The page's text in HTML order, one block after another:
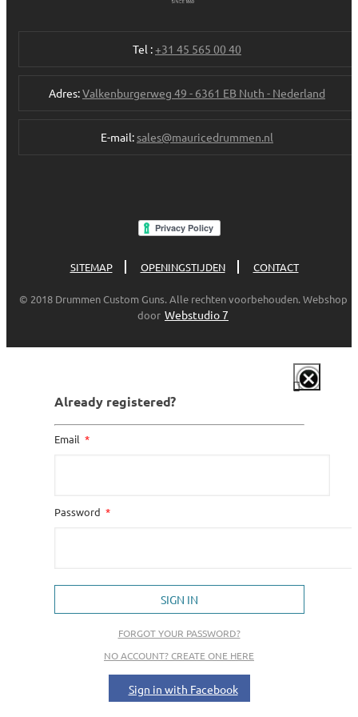
Tel :+31 45 565 00 40
Adres:Valkenburgerweg 49 - 6361 EB Nuth - Nederland
E-mail:sales@mauricedrummen.nl
SITEMAP OPENINGSTIJDEN CONTACT
© 2018 Drummen Custom Guns. Alle rechten voorbehouden. Webshop
door Webstudio 7
Already registered?
Email
Password
SIGN IN
FORGOT YOUR PASSWORD?
NO ACCOUNT? CREATE ONE HERE
Sign in with Facebook